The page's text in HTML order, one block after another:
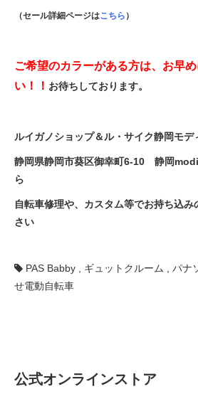
（セール詳細ページはこちら ）
ご希望のカラーがある方は、お早
い！！ お待ちしております。
ルイガノショップ＆ル・サイク静岡モデ
静岡県静岡市葵区御幸町6-10 静岡
ら
自転車修理や、カスタム等でお持ち込み
さい
PAS Babby ギュットクルーム パナ
せ電動自転車
公式オンラインストア